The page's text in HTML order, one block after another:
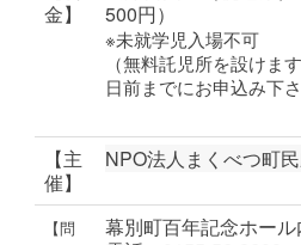
金】
500円）
※未就学児入場不可
（無料託児所を設けま
日前までにお申込み下さ
【主
催】
NPO法人まくべつ町
【問
幕別町百年記念ホー